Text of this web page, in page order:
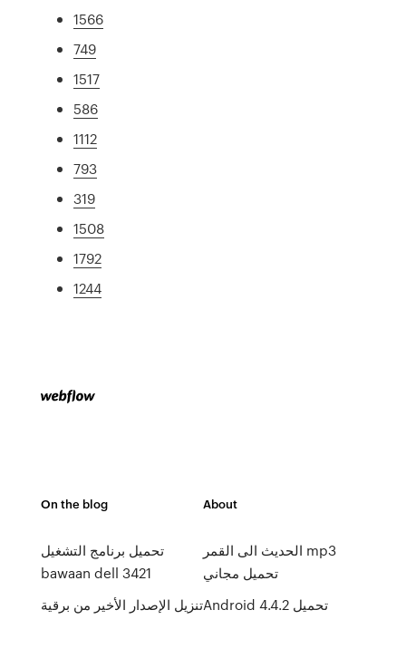
1566
749
1517
586
1112
793
319
1508
1792
1244
On the blog
تحميل برنامج التشغيل
bawaan dell 3421
تنزيل الإصدار الأخير من برقية
About
الحديث الى القمر mp3
تحميل مجاني
Android 4.4.2 تحميل